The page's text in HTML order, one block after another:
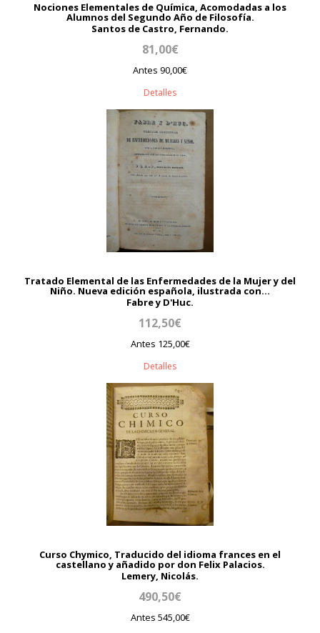
Nociones Elementales de Química, Acomodadas a los
Alumnos del Segundo Año de Filosofía.
Santos de Castro, Fernando.
81,00€
Antes 90,00€
Detalles
Tratado Elemental de las Enfermedades de la Mujer y del
Niño. Nueva edición española, ilustrada con...
Fabre y D'Huc.
112,50€
Antes 125,00€
Detalles
Curso Chymico, Traducido del idioma frances en el
castellano y añadido por don Felix Palacios.
Lemery, Nicolás.
490,50€
Antes 545,00€